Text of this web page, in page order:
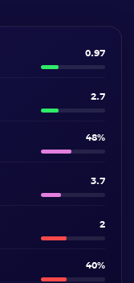
0.97
2.7
48%
3.7
2
40%